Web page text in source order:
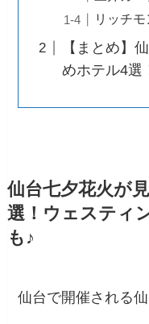
リッチ
【まとめ】
めホテル4選
仙台七夕花火が
選！ウェスティ
も♪
仙台で開催される仙